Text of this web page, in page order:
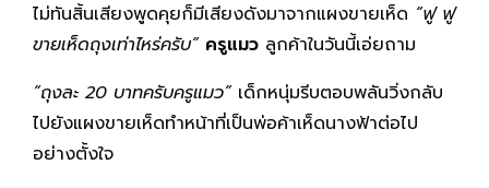
ไม่ทันสิ้นเสียงพูดคุยก็มีเสียงดังมาจากแผงขายเห็ด “ฟู ฟู
ขายเห็ดถุงเท่าไหร่ครับ” ครูแมว ลูกค้าในวันนี้เอ่ยถาม
“ถุงละ 20 บาทครับครูแมว” เด็กหนุ่มรีบตอบพลันวิ่งกลับ
ไปยังแผงขายเห็ดทำหน้าที่เป็นพ่อค้าเห็ดนางฟ้าต่อไป
อย่างตั้งใจ